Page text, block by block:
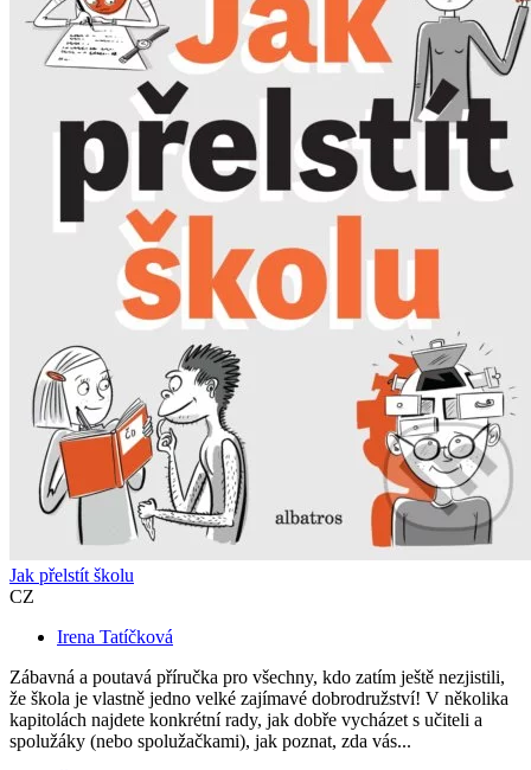
Jak přelstít školu
CZ
Irena Tatíčková
Zábavná a poutavá příručka pro všechny, kdo zatím ještě nezjistili,
že škola je vlastně jedno velké zajímavé dobrodružství! V několika
kapitolách najdete konkrétní rady, jak dobře vycházet s učiteli a
spolužáky (nebo spolužačkami), jak poznat, zda vás...